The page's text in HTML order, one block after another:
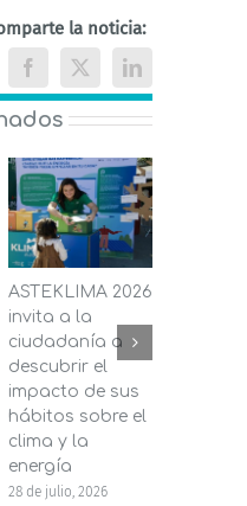
la noticia:
Facebook
X LinkedIn
ASTEKLIMA 2026
invita a la
ciudadanía a
descubrir el
impacto de sus
hábitos sobre el
clima y la
energía
28 de julio, 2026